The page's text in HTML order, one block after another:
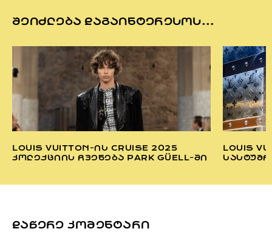
ᲨᲔᲘᲫᲚᲔᲑᲐ ᲓᲐᲒᲐᲘᲜᲢᲔᲠᲔᲡᲝᲡ...
LOUIS VUITTON-ᲘᲡ CRUISE 2025
ᲙᲝᲚᲔᲥᲪᲘᲘᲡ ᲩᲕᲔᲜᲔᲑᲐ PARK GÜELL-ᲨᲘ
LOUIS
ᲓᲐᲬᲔᲠᲔ ᲙᲝᲛᲔᲜᲢᲐᲠᲘ